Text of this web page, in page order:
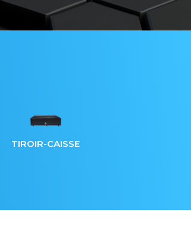
TIROIR-CAISSE